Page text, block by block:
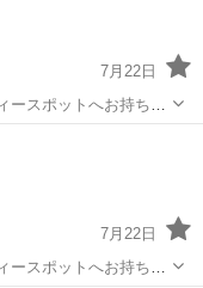
7月22日
スポットへお持ち込
ー用品、こども用品、
どが無料でまとめて持
7月22日
スポットへお持ち込